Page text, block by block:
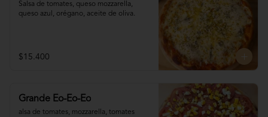
Salsa de tomates, queso mozzarella,
queso azul, orégano, aceite de oliva.
$15.400
Grande Eo-Eo-Eo
alsa de tomates, mozzarella, tomates